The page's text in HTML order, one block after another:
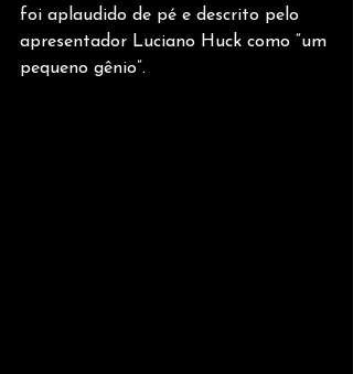
foi aplaudido de pé e descrito pelo
apresentador Luciano Huck como “um
pequeno gênio”.